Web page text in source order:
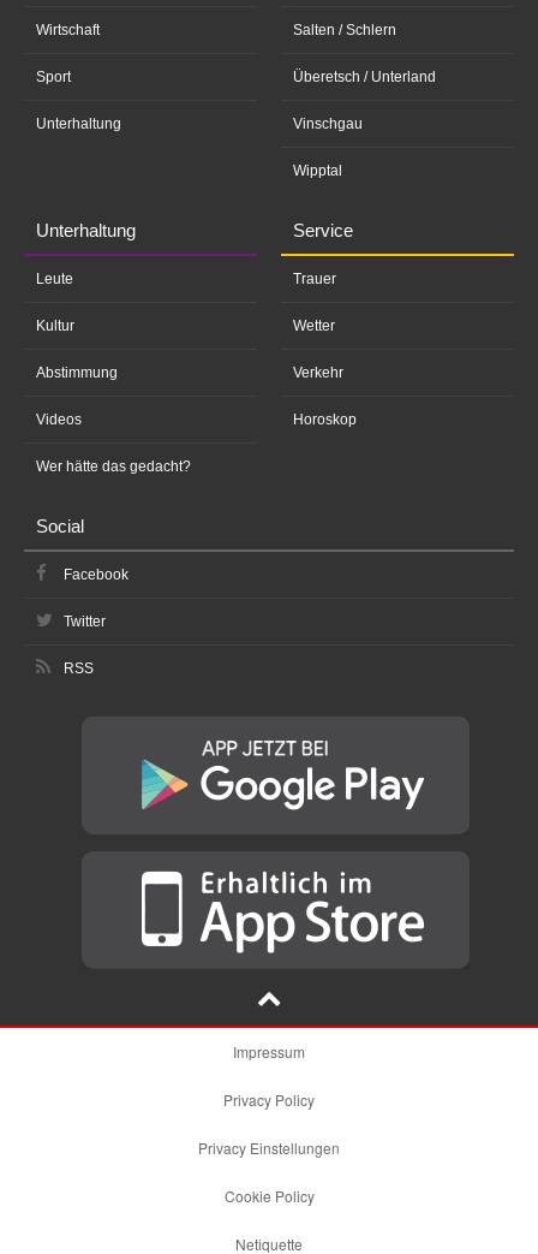
Wirtschaft
Sport
Unterhaltung
Salten / Schlern
Überetsch / Unterland
Vinschgau
Wipptal
Unterhaltung
Leute
Kultur
Abstimmung
Videos
Wer hätte das gedacht?
Service
Trauer
Wetter
Verkehr
Horoskop
Social
Facebook
Twitter
RSS
Impressum
Privacy Policy
Privacy Einstellungen
Cookie Policy
Netiquette